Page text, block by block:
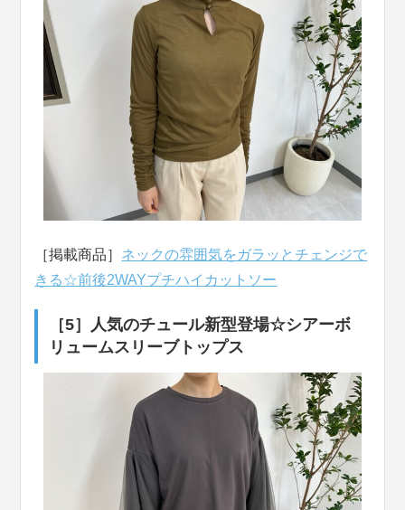
［掲載商品］ ネックの雰囲気をガラッとチェンジで
きる☆前後2WAYプチハイカットソー
［5］人気のチュール新型登場☆シアーボ
リュームスリーブトップス